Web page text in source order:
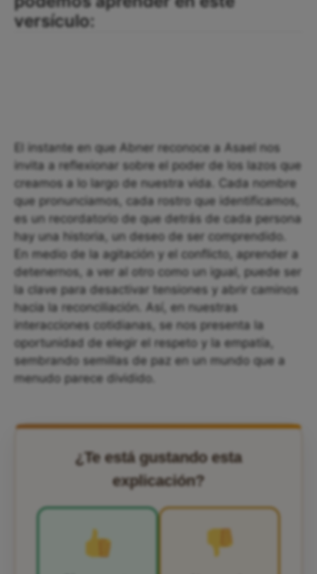
versículo:
El instante en que Abner reconoce a Asael nos
invita a reflexionar sobre el poder de los lazos que
creamos a lo largo de nuestra vida. Cada nombre
que pronunciamos, cada rostro que identificamos,
es un recordatorio de que detrás de cada persona
hay una historia, un deseo de ser comprendido.
En medio de la agitación y el conflicto, aprender a
detenernos, a ver al otro como un igual, puede ser
la clave para desactivar tensiones y abrir caminos
hacia la reconciliación. Así, en nuestras
interacciones cotidianas, se nos presenta la
oportunidad de elegir el respeto y la empatía,
sembrando semillas de paz en un mundo que a
menudo parece dividido.
¿Te está gustando esta
explicación?